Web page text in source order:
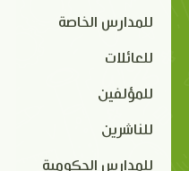
للمدارس الخاصة
للعائلات
للمؤلفين
للناشرين
للمدارس الحكومية